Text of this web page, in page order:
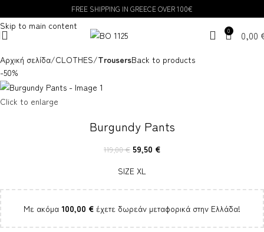
Skip to main content
FREE SHIPPING IN GREECE OVER 100€
0 0,00
Αρχική σελίδα CLOTHES TrousersBack to products
-50%
Click to enlarge
Burgundy Pants
119,00€ 59,50 €
SIZE XL
Με ακόμα 100,00 € έχετε δωρεάν μεταφορικά στην Ελλάδα!